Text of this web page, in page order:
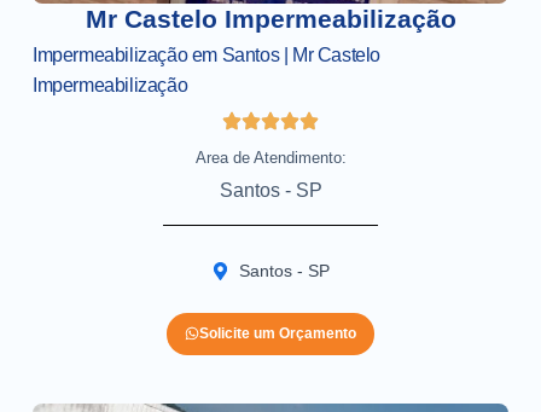
Mr Castelo Impermeabilização
Impermeabilização em Santos | Mr Castelo
Impermeabilização
Area de Atendimento:
Santos - SP
Santos - SP
Solicite um Orçamento